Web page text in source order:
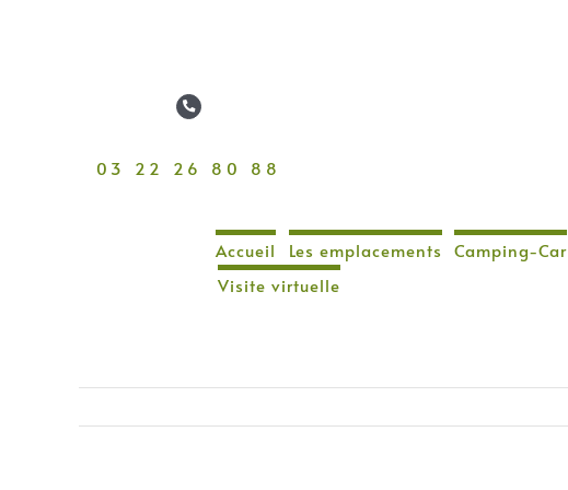
03 22 26 80 88
Accueil Les emplacements Camping-Car
Visite virtuelle